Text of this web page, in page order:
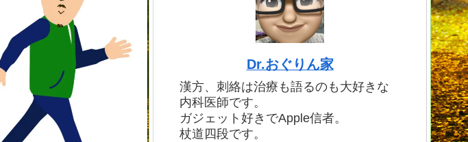
Dr.おぐりん家
漢方、刺絡は治療も語るのも大好きな
内科医師です。
ガジェット好きでApple信者。
杖道四段です。